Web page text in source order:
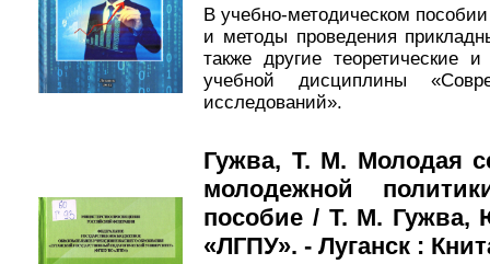
В учебно-методическом
и методы проведения
также другие теоретические
учебной дисциплины
исследований».
Гужва, Т. М. Молодая
молодежной
пособие / Т. М.
«ЛГПУ». - Луганск :